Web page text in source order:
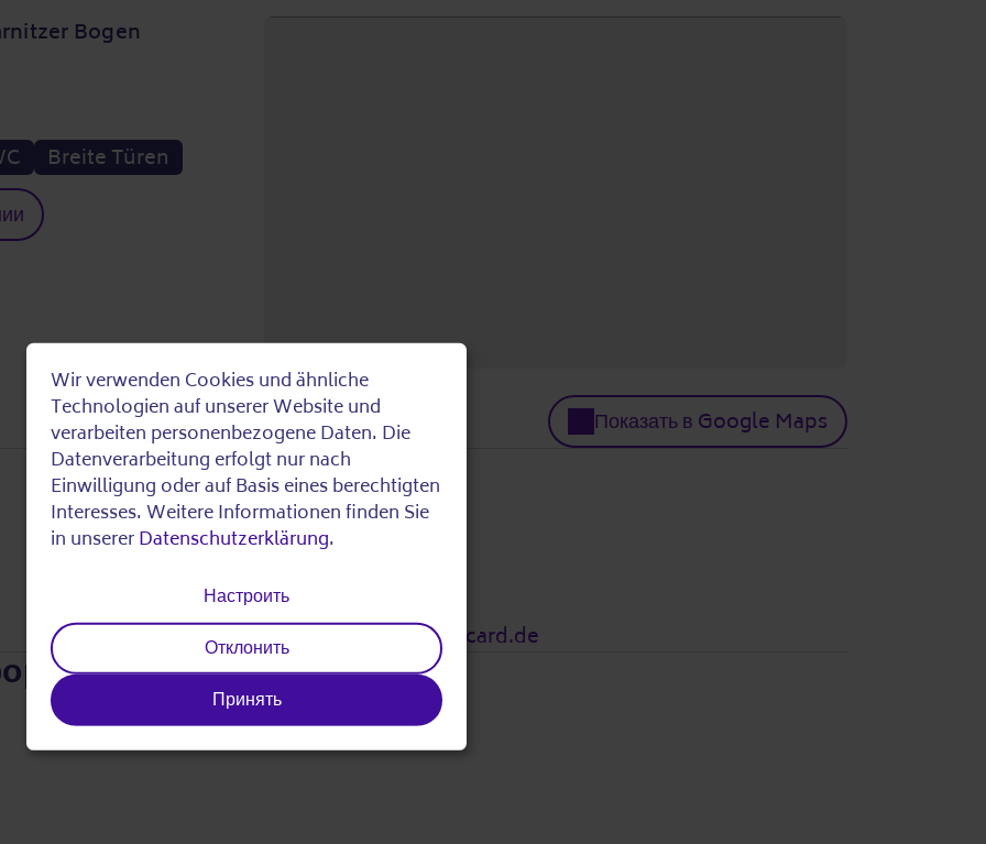
Bogen
Breite Türen
Показать в Google Maps
Ответить на вопросы:
030 47906585
info@teilhabe-hilfe-card.de
Use
of
personal
and
cookies
Wir verwenden Cookies und ähnliche
Technologien auf unserer Website und
verarbeiten personenbezogene Daten. Die
Datenverarbeitung erfolgt nur nach
Einwilligung oder auf Basis eines berechtigten
Interesses. Weitere Informationen finden Sie
in unsererDatenschutzerklärung.
Настроить
Отклонить
Принять